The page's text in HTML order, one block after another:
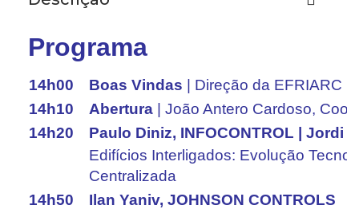
Programa
14h00 Boas Vindas | Direção da EFRIARC
14h10
Abertura | João Antero Cardoso,
14h20
Paulo Diniz, INFOCONTROL | Jordi
Edifícios Interligados: Evolução
Centralizada
14h50
Ilan Yaniv, JOHNSON CONTROLS